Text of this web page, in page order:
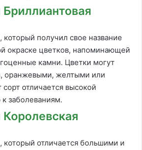
который получил свое название
окраске цветков, напоминающей
камни. Цветки могут
оранжевыми, желтыми или
отличается высокой
заболеваниям.
который отличается большими и